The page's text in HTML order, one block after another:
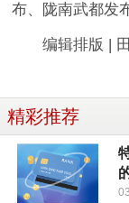
布、陇南武都发
编辑排版 |
精彩推荐